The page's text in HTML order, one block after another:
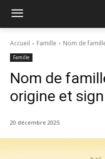
Accueil Famille Nom de
Famille
Nom de
origine et
20 décembre 2025